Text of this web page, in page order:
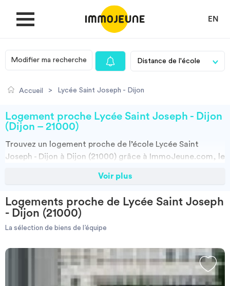
EN
MON COMPTE
Je cherche un logement
Villes
Modifier ma recherche
Accueil > Lycée Saint Joseph - Dijon
Logement proche Lycée Saint Joseph - Dijon
(Dijon – 21000)
Trouvez un logement proche de l’école Lycée Saint
Joseph - Dijon à Dijon (21000) grâce à ImmoJeune.com, le
d’offres de locations proches de l’Lycée Saint Joseph -
par agences et colocations. Vous avez tous les choix.
Vous pouvez faire votre recherche en fonction du type de bien à louer,
de la surface, et/ou de la distance des logements proposés par
propriétaire très simplement, grâce au formulaire de contact ou
directement par téléphone quand vous êtes connecté.
Le site ImmoJeune.com est gratuit et vous permettra de vous loger à
proximité de l’Lycée Saint Joseph - Dijon dans les meilleures conditions
Voir plus
Logements proche de Lycée Saint Joseph
- Dijon (21000)
La sélection de biens de l’équipe